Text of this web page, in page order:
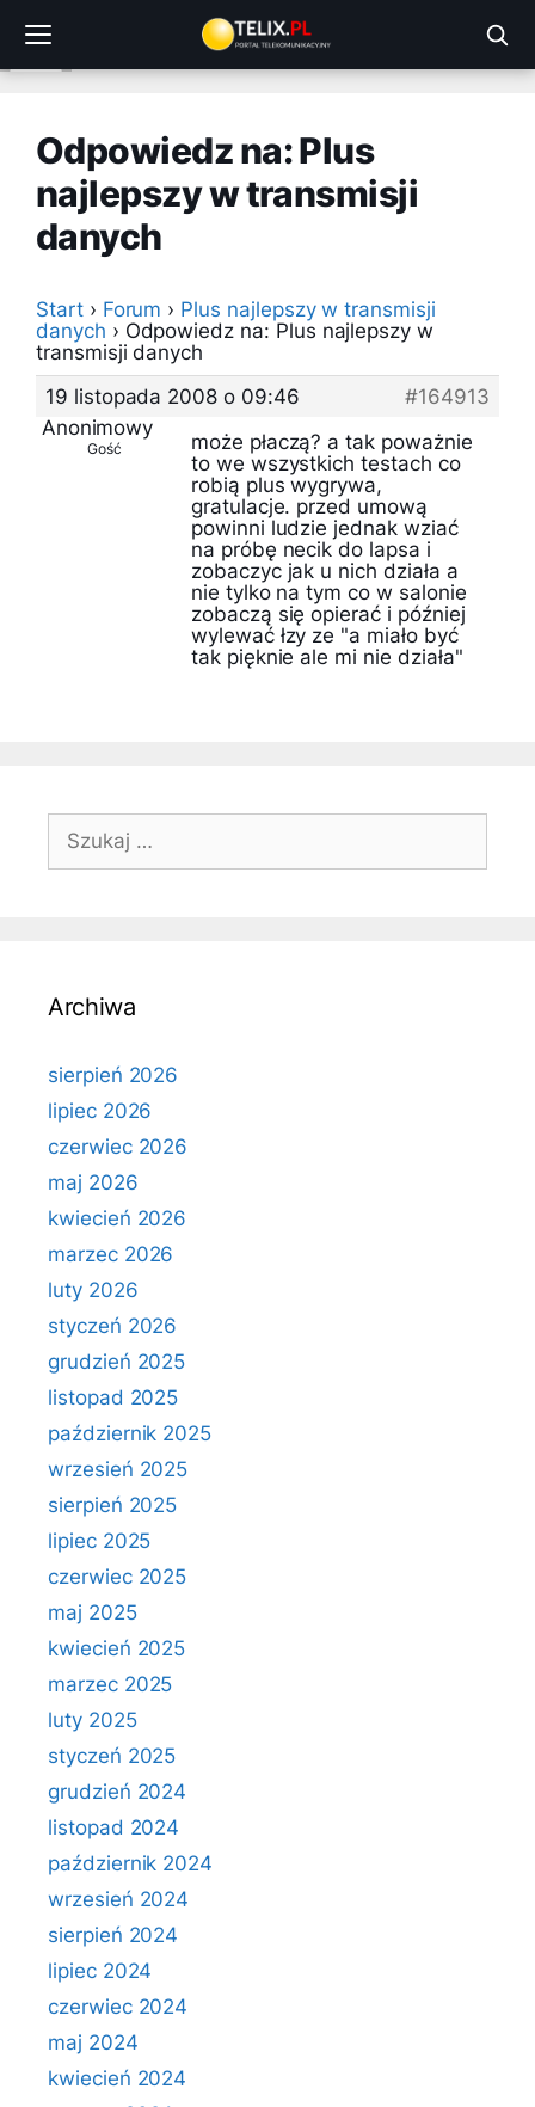
treści
Odpowiedz na: Plus
najlepszy w transmisji
danych
Start › Forum › Plus najlepszy w transmisji
danych › Odpowiedz na: Plus najlepszy w
transmisji danych
19 listopada 2008 o 09:46
#164913
Anonimowy
Gość
może płaczą? a tak poważnie
to we wszystkich testach co
robią plus wygrywa,
gratulacje. przed umową
powinni ludzie jednak wziać
na próbę necik do lapsa i
zobaczyc jak u nich działa a
nie tylko na tym co w salonie
zobaczą się opierać i później
wylewać łzy ze "a miało być
tak pięknie ale mi nie działa"
Szukaj:
Archiwa
sierpień 2026
lipiec 2026
czerwiec 2026
maj 2026
kwiecień 2026
marzec 2026
luty 2026
styczeń 2026
grudzień 2025
listopad 2025
październik 2025
wrzesień 2025
sierpień 2025
lipiec 2025
czerwiec 2025
maj 2025
kwiecień 2025
marzec 2025
luty 2025
styczeń 2025
grudzień 2024
listopad 2024
październik 2024
wrzesień 2024
sierpień 2024
lipiec 2024
czerwiec 2024
maj 2024
kwiecień 2024